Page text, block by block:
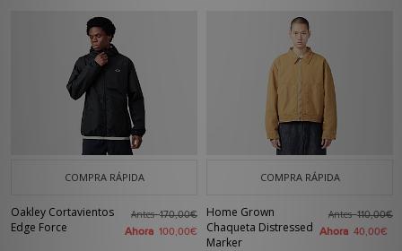
COMPRA RÁPIDA
Oakley Cortavientos
Edge Force
Antes170,00€
Ahora 100,00€
COMPRA RÁPIDA
Home Grown
Chaqueta Distressed
Marker
Antes110,00€
Ahora 40,00€